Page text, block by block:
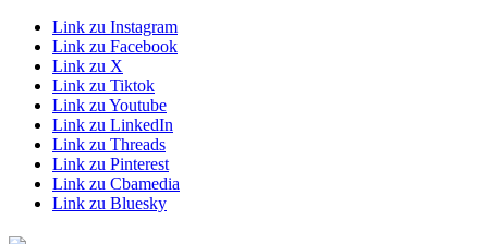
Link zu Instagram
Link zu Facebook
Link zu X
Link zu Tiktok
Link zu Youtube
Link zu LinkedIn
Link zu Threads
Link zu Pinterest
Link zu Cbamedia
Link zu Bluesky